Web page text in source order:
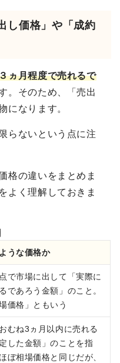
し価格」や「成約
ヵ月程度で売れるで
。そのため、「売出
になります。
らないという点に注
格の違いをまとめま
よく理解しておきま
うな価格か
で市場に出して「実際に
であろう金額」のこと。
場価格」ともいう
おむね3ヵ月以内に売れる
した金額」のことを指
ぼ相場価格と同じだが、